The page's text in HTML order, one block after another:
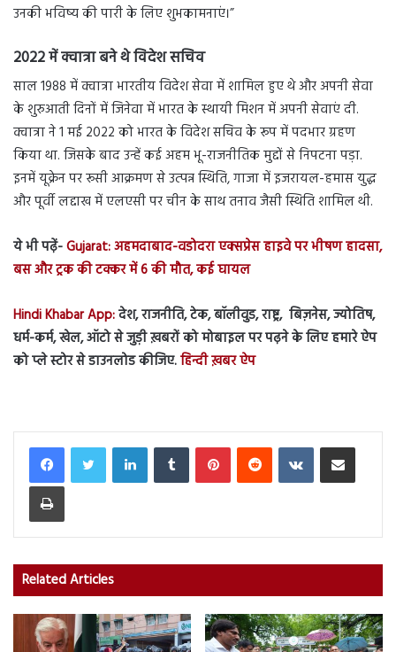
उनकी भविष्य की पारी के लिए शुभकामनाएं।”
2022 में क्वात्रा बने थे विदेश सचिव
साल 1988 में क्वात्रा भारतीय विदेश सेवा में शामिल हुए थे और अपनी सेवा
के शुरुआती दिनों में जिनेवा में भारत के स्थायी मिशन में अपनी सेवाएं दी.
क्वात्रा ने 1 मई 2022 को भारत के विदेश सचिव के रूप में पदभार ग्रहण
किया था. जिसके बाद उन्हें कई अहम भू-राजनीतिक मुद्दों से निपटना पड़ा.
इनमें यूक्रेन पर रूसी आक्रमण से उत्पन्न स्थिति, गाजा में इजरायल-हमास युद्ध
और पूर्वी लद्दाख में एलएसी पर चीन के साथ तनाव जैसी स्थिति शामिल थी.
ये भी पढ़ें-Gujarat: अहमदाबाद-वडोदरा एक्सप्रेस हाइवे पर भीषण हादसा,
बस और ट्रक की टक्कर में 6 की मौत, कई घायल
Hindi Khabar App:देश, राजनीति, टेक, बॉलीवुड, राष्ट्र, बिज़नेस, ज्योतिष,
धर्म-कर्म, खेल, ऑटो से जुड़ी ख़बरों को मोबाइल पर पढ़ने के लिए हमारे ऐप
को प्ले स्टोर से डाउनलोड कीजिए.हिन्दी ख़बर ऐप
LinkedInTumblr PinterestReddit VKontakteShare via Email
Print
Related Articles